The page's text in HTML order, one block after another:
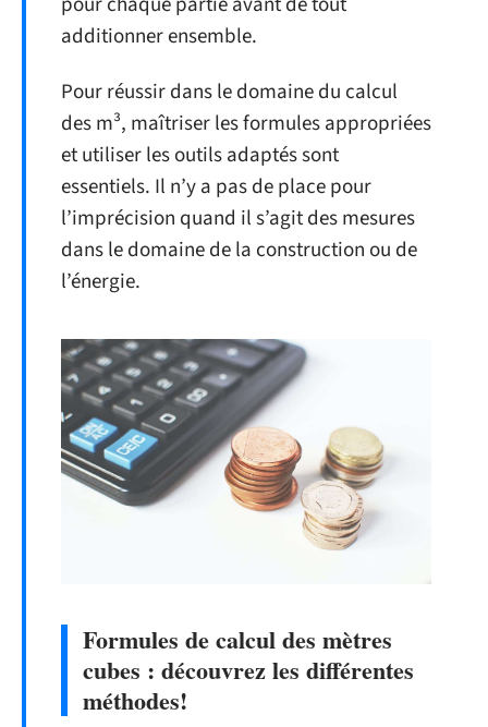
additionner ensemble.
Pour réussir dans le domaine du calcul
des m³, maîtriser les formules appropriées
et utiliser les outils adaptés sont
essentiels. Il n’y a pas de place pour
l’imprécision quand il s’agit des mesures
dans le domaine de la construction ou de
l’énergie.
Formules de calcul des mètres
cubes : découvrez les différentes
méthodes!